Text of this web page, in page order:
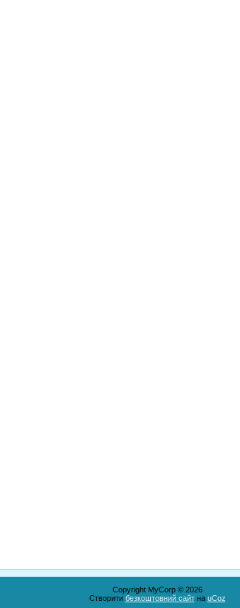
Copyright MyCorp © 2026
Створити безкоштовний сайтна uCoz